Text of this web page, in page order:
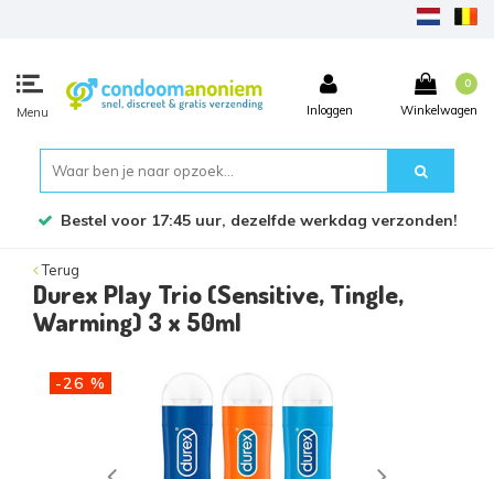
Menu Inloggen
0
Winkelwagen
Bestel voor 17:45 uur, dezelfde werkdag verzonden!
Terug
Durex Play Trio (Sensitive, Tingle,
Warming) 3 x 50ml
-26 %